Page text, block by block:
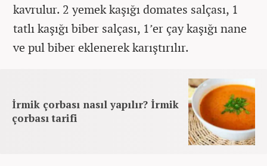
kavrulur. 2 yemek kaşığı domates salçası, 1
tatlı kaşığı biber salçası, 1’er çay kaşığı nane
ve pul biber eklenerek karıştırılır.
İrmik çorbası nasıl yapılır? İrmik
çorbası tarifi